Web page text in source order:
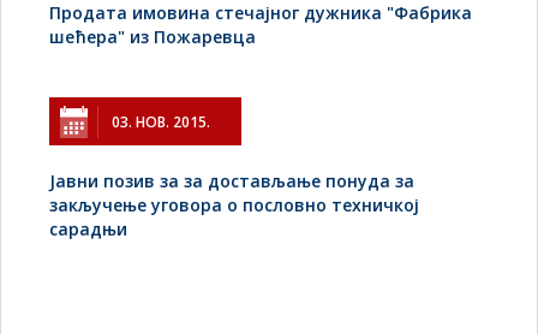
Продата имовина стечајног дужника "Фабрика
шећера" из Пожаревца
03. НОВ. 2015.
Јавни позив за за достављање понуда за
закључење уговора о пословно техничкој
сарадњи